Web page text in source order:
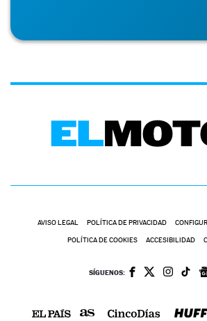
AVISO LEGAL POLÍTICA DE PRIVACIDAD
POLÍTICA DE COOKIES ACCESIBILIDAD
SÍGUENOS: